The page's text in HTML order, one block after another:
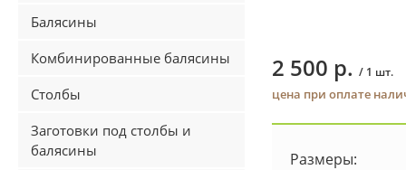
Балясины
Комбинированные балясины
Столбы
Заготовки под столбы и
балясины
2 500 р. / 1 шт.
цена при оплате
Размеры: